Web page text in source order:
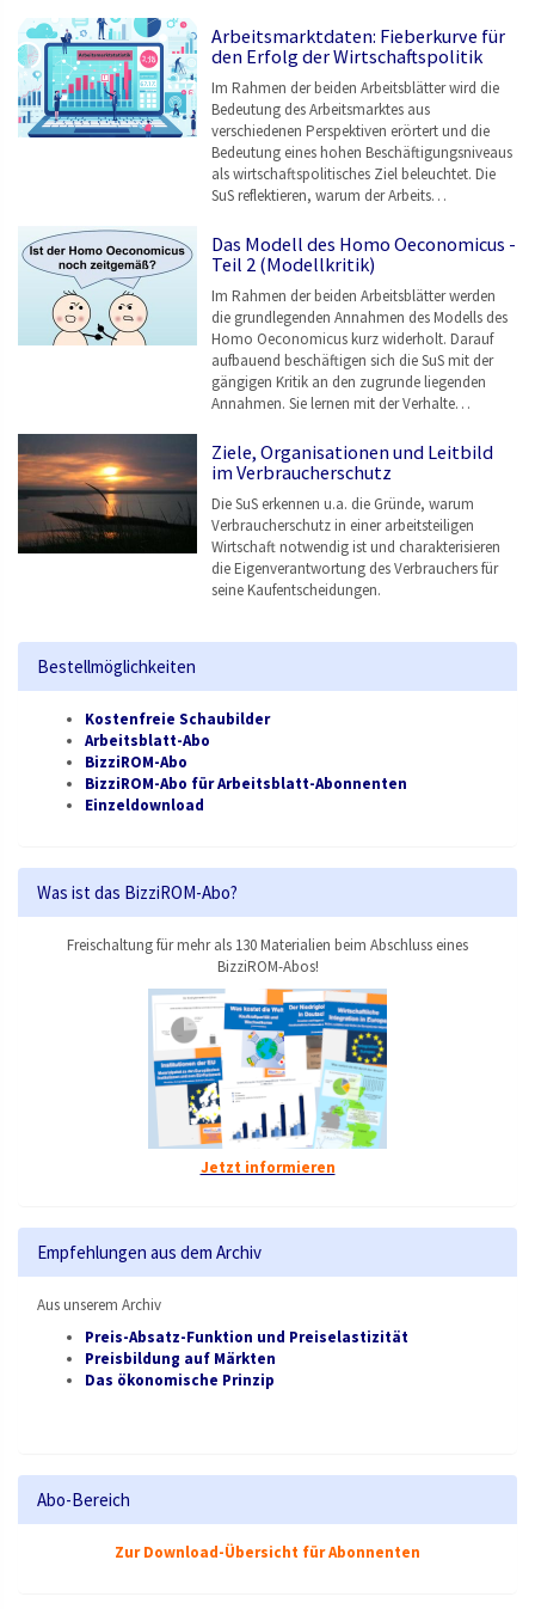
Arbeitsmarktdaten: Fieberkurve für
den Erfolg der Wirtschaftspolitik
Im Rahmen der beiden Arbeitsblätter wird die
Bedeutung des Arbeitsmarktes aus
verschiedenen Perspektiven erörtert und die
Bedeutung eines hohen Beschäftigungsniveaus
als wirtschaftspolitisches Ziel beleuchtet. Die
SuS reflektieren, warum der Arbeits…
Das Modell des Homo Oeconomicus -
Teil 2 (Modellkritik)
Im Rahmen der beiden Arbeitsblätter werden
die grundlegenden Annahmen des Modells des
Homo Oeconomicus kurz widerholt. Darauf
aufbauend beschäftigen sich die SuS mit der
gängigen Kritik an den zugrunde liegenden
Annahmen. Sie lernen mit der Verhalte…
Ziele, Organisationen und Leitbild
im Verbraucherschutz
Die SuS erkennen u.a. die Gründe, warum
Verbraucherschutz in einer arbeitsteiligen
Wirtschaft notwendig ist und charakterisieren
die Eigenverantwortung des Verbrauchers für
seine Kaufentscheidungen.
Bestellmöglichkeiten
Kostenfreie Schaubilder
Arbeitsblatt-Abo
BizziROM-Abo
BizziROM-Abo für Arbeitsblatt-Abonnenten
Einzeldownload
Was ist das BizziROM-Abo?
Freischaltung für mehr als 130 Materialien beim Abschluss eines
BizziROM-Abos!
Jetzt informieren
Empfehlungen aus dem Archiv
Aus unserem Archiv
Preis-Absatz-Funktion und Preiselastizität
Preisbildung auf Märkten
Das ökonomische Prinzip
Abo-Bereich
Zur Download-Übersicht für Abonnenten